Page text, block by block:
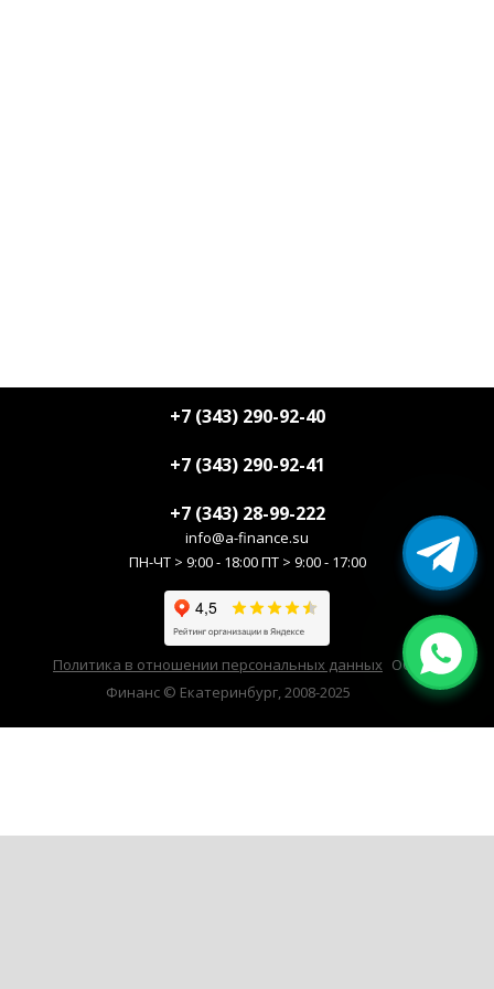
+7 (343) 290-92-40
+7 (343) 290-92-41
+7 (343) 28-99-222
info@a-finance.su
ПН-ЧТ > 9:00 - 18:00 ПТ > 9:00 - 17:00
Политика в отношении персональных данных ООО А-
Финанс © Екатеринбург, 2008-2025